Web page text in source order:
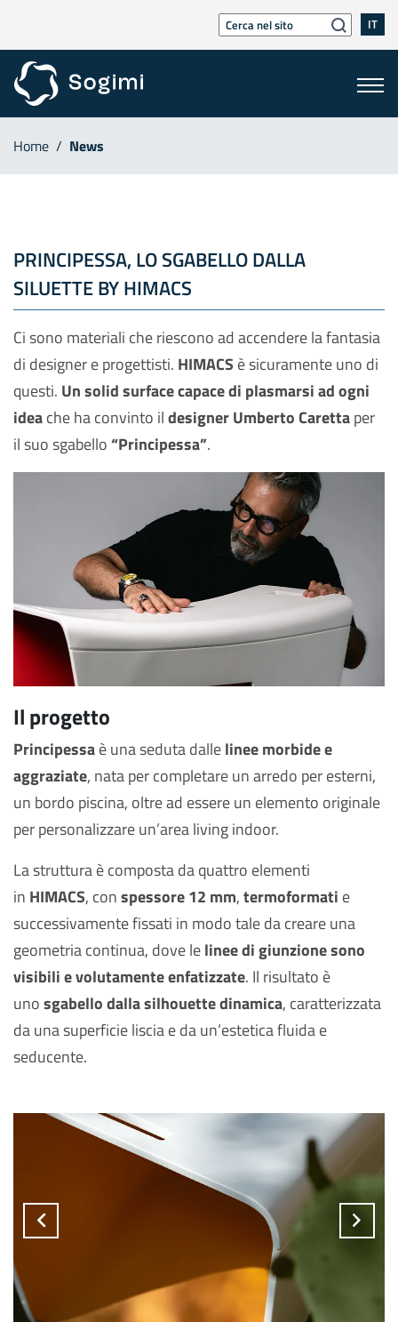
IT
Home / News
PRINCIPESSA, LO SGABELLO DALLA
SILUETTE BY HIMACS
Ci sono materiali che riescono ad accendere la fantasia
di designer e progettisti. HIMACS è sicuramente uno di
questi. Un solid surface capace di plasmarsi ad ogni
ideache ha convinto ildesigner Umberto Carettaper
il suo sgabello“Principessa”.
Il progetto
Principessaè una seduta dallelinee morbide e
aggraziate, nata per completare un arredo per esterni,
un bordo piscina, oltre ad essere un elemento originale
per personalizzare un’area living indoor.
La struttura è composta da quattro elementi
in HIMACS, conspessore 12 mm,termoformati e
successivamente fissati in modo tale da creare una
geometria continua, dove lelinee di giunzione sono
visibili e volutamente enfatizzate. Il risultato è
unosgabello dalla silhouette dinamica, caratterizzata
da una superficie liscia e da un’estetica fluida e
seducente.
Previous Next